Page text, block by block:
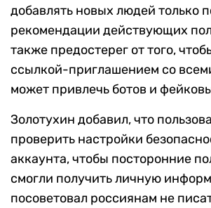
добавлять новых людей только
рекомендации действующих
также предостерег от того,
ссылкой-приглашением со
может привлечь ботов и
Золотухин добавил, что
проверить настройки
аккаунта, чтобы посторонние
смогли получить личную
посоветовал россиянам не